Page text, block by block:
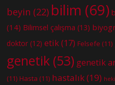
beyin (22) bilim (69)
(14) Bilimsel çalışma (13)
doktor (12) etik(17) Felsefe (11)
genetik (53) genetik
(11) Hasta (11) hastalık(19)